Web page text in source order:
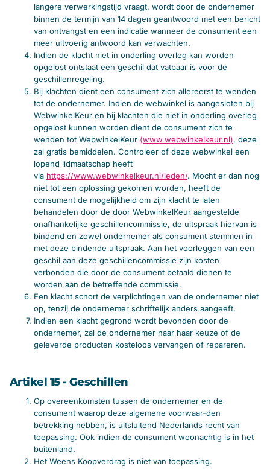
langere verwerkingstijd vraagt, wordt door de ondernemer
binnen de termijn van 14 dagen geantwoord met een bericht
van ontvangst en een indicatie wanneer de consument een
meer uitvoerig antwoord kan verwachten.
Indien de klacht niet in onderling overleg kan worden
opgelost ontstaat een geschil dat vatbaar is voor de
geschillenregeling.
Bij klachten dient een consument zich allereerst te wenden
tot de ondernemer. Indien de webwinkel is aangesloten bij
WebwinkelKeur en bij klachten die niet in onderling overleg
opgelost kunnen worden dient de consument zich te
wenden tot WebwinkelKeur (www.webwinkelkeur.nl), deze
zal gratis bemiddelen. Controleer of deze webwinkel een
lopend lidmaatschap heeft
via https://www.webwinkelkeur.nl/leden/. Mocht er dan nog
niet tot een oplossing gekomen worden, heeft de
consument de mogelijkheid om zijn klacht te laten
behandelen door de door WebwinkelKeur aangestelde
onafhankelijke geschillencommissie, de uitspraak hiervan is
bindend en zowel ondernemer als consument stemmen in
met deze bindende uitspraak. Aan het voorleggen van een
geschil aan deze geschillencommissie zijn kosten
verbonden die door de consument betaald dienen te
worden aan de betreffende commissie.
Een klacht schort de verplichtingen van de ondernemer niet
op, tenzij de ondernemer schriftelijk anders aangeeft.
Indien een klacht gegrond wordt bevonden door de
ondernemer, zal de ondernemer naar haar keuze of de
geleverde producten kosteloos vervangen of repareren.
Artikel 15 - Geschillen
Op overeenkomsten tussen de ondernemer en de
consument waarop deze algemene voorwaar-den
betrekking hebben, is uitsluitend Nederlands recht van
toepassing. Ook indien de consument woonachtig is in het
buitenland.
Het Weens Koopverdrag is niet van toepassing.